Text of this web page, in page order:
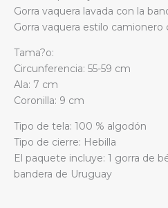
Gorra vaquera lavada con la
Gorra vaquera estilo
Tama?o:
Circunferencia: 55-59 cm
Ala: 7 cm
Coronilla: 9 cm
Tipo de tela: 100 % algodón
Tipo de cierre: Hebilla
El paquete incluye: 1 gorra de
bandera de Uruguay